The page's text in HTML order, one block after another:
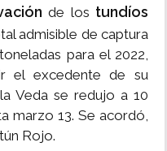
de los tundíos
admisible de captura
para el 2022,
el excedente de su
Veda se redujo a 10
marzo 13. Se acordó,
Rojo.